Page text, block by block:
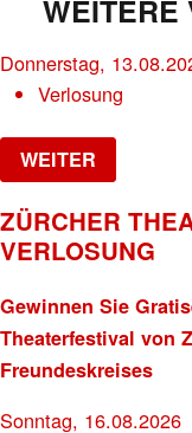
WEITERE
Donnerstag,
Verlosung
WEITER
ZÜRCHER
VERLOSUNG
Gewinnen Sie
Theaterfestival von
Freundeskreises
Sonntag, 16.08.2026